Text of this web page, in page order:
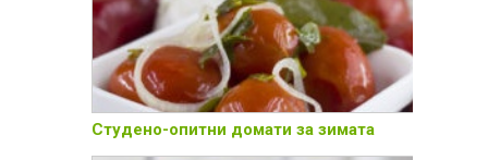
Студено-опитни домати за зимата